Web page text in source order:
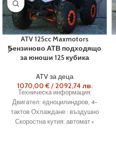
ATV 125cc Maxmotors
Бензиново АТВ подходящо
за юноши 125 кубика
ATV за деца
1070,00 €/ 2092,74 лв.
Техническа информация:
Двигател: едноцилиндров, 4-
тактов Охлаждане : въздушно
Скоростна кутия: автомат +